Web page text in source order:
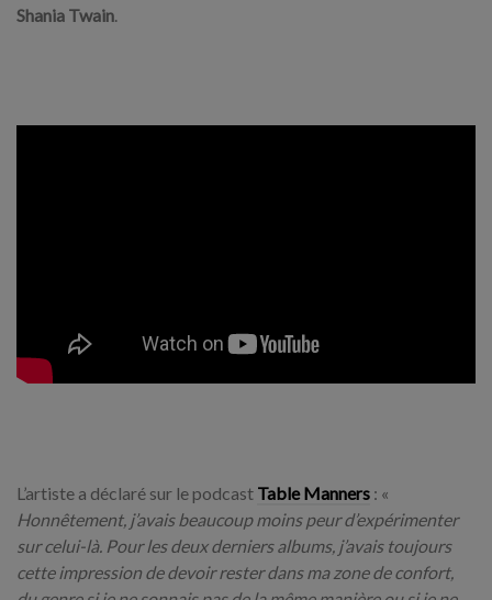
Shania Twain.
L’artiste a déclaré sur le podcast Table Manners : «
Honnêtement, j’avais beaucoup moins peur d’expérimenter
sur celui-là. Pour les deux derniers albums, j’avais toujours
cette impression de devoir rester dans ma zone de confort,